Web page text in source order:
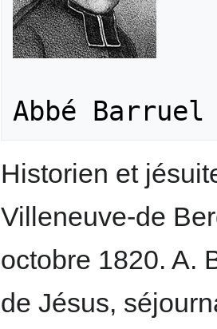
Historien et
Villeneuve-de
octobre 1820. A.
de Jésus,